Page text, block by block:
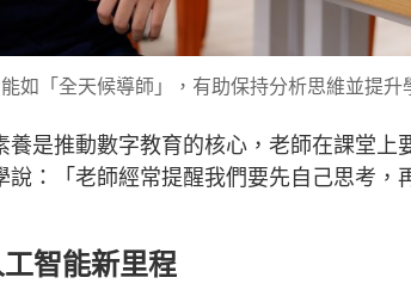
如「全天候導師」，有助保持分析思維並提升
是推動數字教育的核心，老師在課堂上
：「老師經常提醒我們要先自己思考，
智能新里程